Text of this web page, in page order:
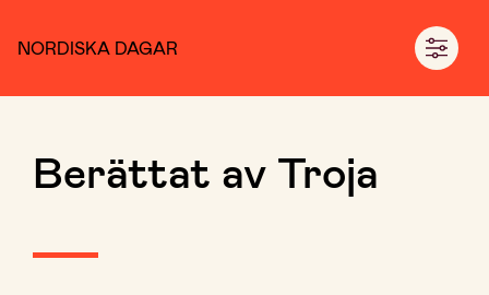
NORDISKA DAGAR
Berättat av Troja